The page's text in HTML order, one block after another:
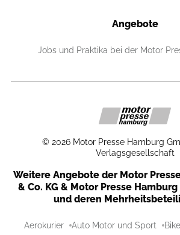
Angebote
Jobs und Praktika bei der Motor
© 2026 Motor Presse Hamburg
Verlagsgesellschaft
Weitere Angebote der Motor
& Co. KG & Motor Presse Hamburg
und deren
Aerokurier Auto Motor und Sport